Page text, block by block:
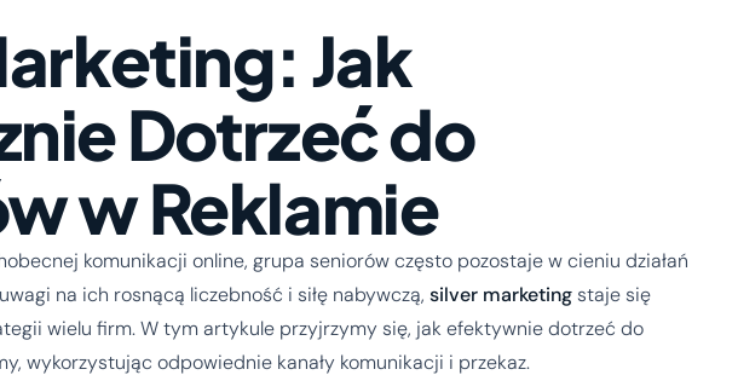
Jak
Dotrzeć do
w Reklamie
komunikacji online, grupa seniorów często pozostaje w cieniu działań
na ich rosnącą liczebność i siłę nabywczą, silver marketingstaje się
wielu firm. W tym artykule przyjrzymy się, jak efektywnie dotrzeć do
wykorzystując odpowiednie kanały komunikacji i przekaz.